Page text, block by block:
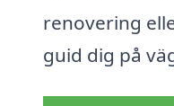
renovering
guid dig på